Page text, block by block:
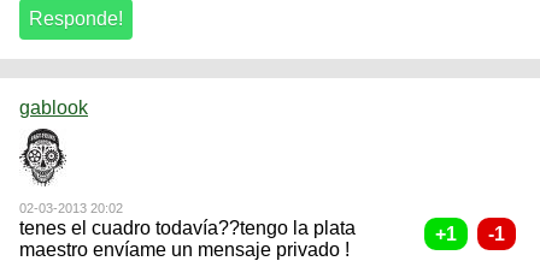
gablook
02-03-2013 20:02
tenes el cuadro todavía??tengo la plata
maestro envíame un mensaje privado !